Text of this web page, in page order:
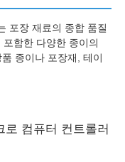
포장 재료의 종합 품질
함한 다양한 종이의
종이나 포장재, 테이
로 컴퓨터 컨트롤러